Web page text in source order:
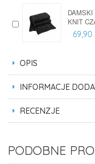
KNIT
69,90
OPIS
INFORMACJE
RECENZJE
PODOBNE